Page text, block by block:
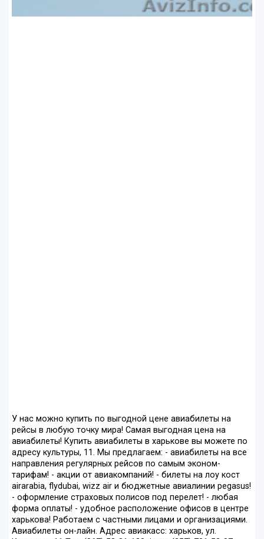
У нас можно купить по выгодной цене авиабилеты на
рейсы в любую точку мира! Самая выгодная цена на
авиабилеты! Купить авиабилеты в харькове вы можете по
адресу культуры, 11. Мы предлагаем: - авиабилеты на все
направления регулярных рейсов по самым эконом-
тарифам! - акции от авиакомпаний! - билеты на лоу кост
airarabia, flydubai, wizz air и бюджетные авиалинии pegasus!
- оформление страховых полисов под перелет! - любая
форма оплаты! - удобное расположение офисов в центре
харькова! Работаем с частными лицами и организациями.
Авиабилеты он-лайн. Адрес авиакасс: харьков, ул.